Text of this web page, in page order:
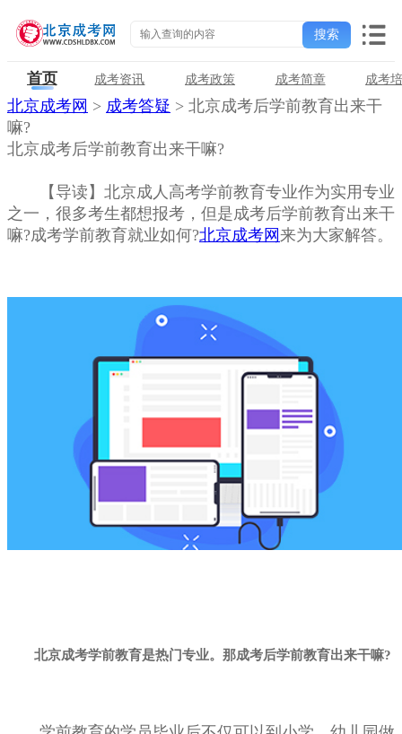
首页 成考资讯 成考政策 成考简章 成考
北京成考网 > 成考答疑 > 北京成考后学前教育出来干
嘛?
北京成考后学前教育出来干嘛?
【导读】北京成人高考学前教育专业作为实用专业
之一，很多考生都想报考，但是成考后学前教育出来干
嘛?成考学前教育就业如何?北京成考网 来为大家解答。
北京成考学前教育是热门专业。那成考后学前教育出来干嘛?